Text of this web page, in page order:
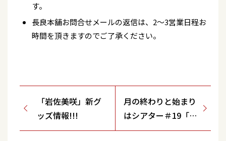
す。
長良本舗お問合せメールの返信は、2～3営業日程お
時間を頂きますのでご了承ください。
「岩佐美咲」新グ
ッズ情報!!!
月の終わりと始まり
はシアター＃19「あ
なたは、生きてい